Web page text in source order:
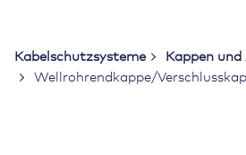
Kabelschutzsysteme
Kappen und
Wellrohrendkappe/